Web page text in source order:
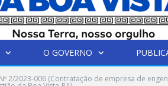
O GOVERNO
Nº 2/2023-006 (Contratação de empresa de